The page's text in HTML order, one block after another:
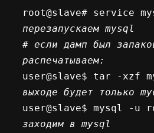
root@slave# service
перезапускаем mysql
# если дамп был
распечатываем:
user@slave$ tar -xzf
выходе будет только
user@slave$ mysql -u
заходим в mysql